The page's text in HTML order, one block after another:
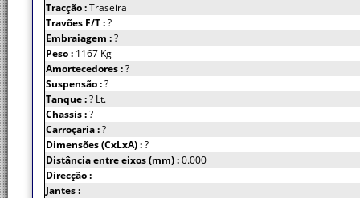
Tracção :Traseira
Travões F/T :?
Embraiagem :?
Peso : 1167 Kg
Amortecedores :?
Suspensão :?
Tanque :? Lt.
Chassis :?
Carroçaria :?
Dimensões (CxLxA) :?
Distância entre eixos (mm) :0.000
Direcção :
Jantes :